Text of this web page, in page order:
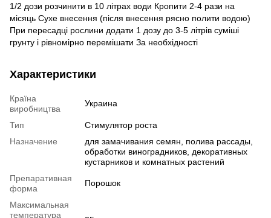
1/2 дози розчинити в 10 літрах води Кропити 2-4 рази на
місяць Сухе внесення (після внесення рясно полити водою)
При пересадці рослини додати 1 дозу до 3-5 літрів суміші
грунту і рівномірно перемішати За необхідності
Характеристики
Країна
виробництва
Украина
Тип
Стимулятор роста
Назначение
для замачивания семян, полива рассады,
обработки виноградников, декоративных
кустарников и комнатных растений
Препаративная
форма
Порошок
Максимальная
температура